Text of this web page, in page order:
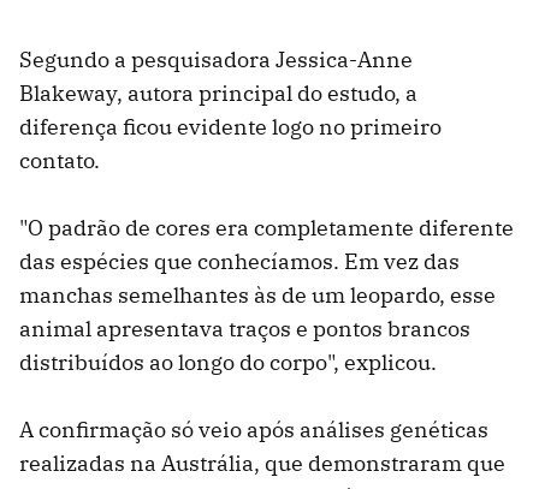
Segundo a pesquisadora Jessica-Anne
Blakeway, autora principal do estudo, a
diferença ficou evidente logo no primeiro
contato.
"O padrão de cores era completamente diferente
das espécies que conhecíamos. Em vez das
manchas semelhantes às de um leopardo, esse
animal apresentava traços e pontos brancos
distribuídos ao longo do corpo", explicou.
A confirmação só veio após análises genéticas
realizadas na Austrália, que demonstraram que